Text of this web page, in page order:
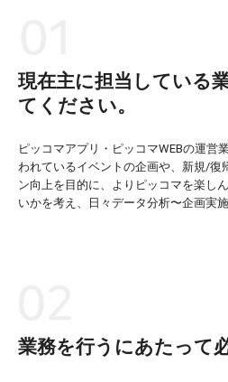
現在主に担当している
てください。
ピッコマアプリ・ピッコマWEBの運営
われているイベントの企画や、新規/復
ン向上を目的に、よりピッコマを楽し
いかを考え、日々データ分析〜企画実
業務を行うにあたって